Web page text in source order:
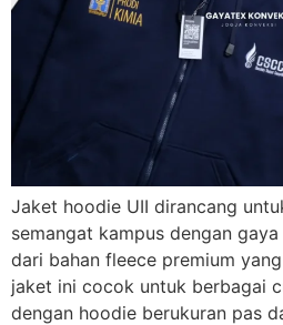
Jaket hoodie UII dirancang
semangat kampus dengan
dari bahan fleece premium
jaket ini cocok untuk berbagai
dengan hoodie berukuran pas